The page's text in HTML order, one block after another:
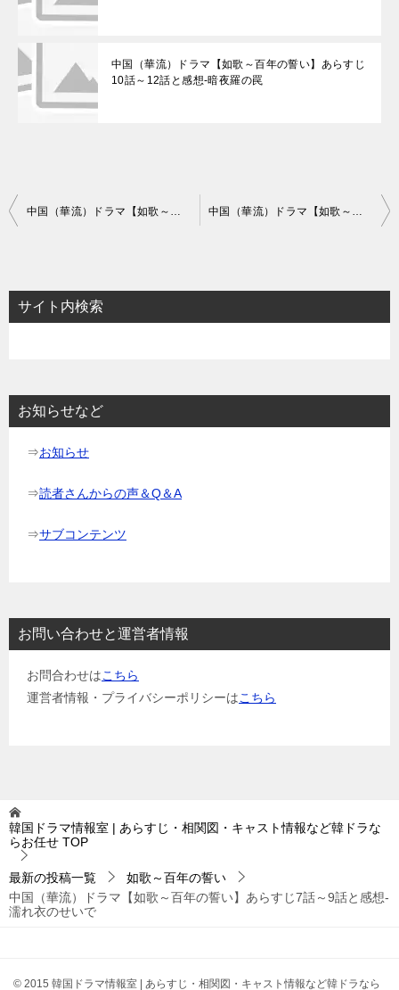
中国（華流）ドラマ【如歌～百年の誓い】あらすじ
10話～12話と感想-暗夜羅の罠
投
ビ
ゲ
ョ
中国（華流）ドラマ【如歌～百年の誓い】あらすじ4話～6話と感想-つらい婚約解消 中国（華流）ドラマ【如歌～百年の誓い】あらすじ10話～12話と感想-暗夜羅の罠
サイト内検索
お知らせなど
⇒お知らせ
⇒読者さんからの声＆Q＆A
⇒サブコンテンツ
お問い合わせと運営者情報
お問合わせはこちら
運営者情報・プライバシーポリシーはこちら
韓国ドラマ情報室 | あらすじ・相関図・キャスト情報など韓ドラな
らお任せ TOP
最新の投稿一覧
如歌～百年の誓い
中国（華流）ドラマ【如歌～百年の誓い】あらすじ7話～9話と感想-
濡れ衣のせいで
© 2015 韓国ドラマ情報室 | あらすじ・相関図・キャスト情報など韓ドラなら